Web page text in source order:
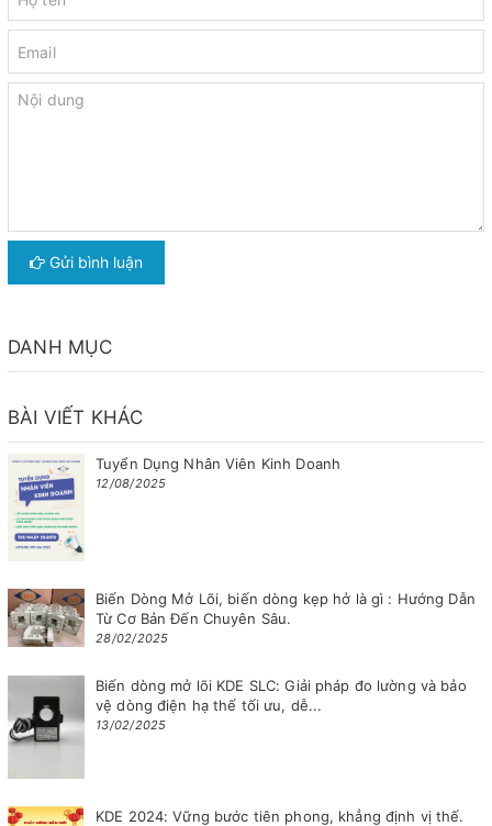
Gửi bình luận
DANH MỤC
BÀI VIẾT KHÁC
Tuyển Dụng Nhân Viên Kinh Doanh
12/08/2025
Biến Dòng Mở Lõi, biến dòng kẹp hở là gì : Hướng Dẫn
Từ Cơ Bản Đến Chuyên Sâu.
28/02/2025
Biến dòng mở lõi KDE SLC: Giải pháp đo lường và bảo
vệ dòng điện hạ thế tối ưu, dễ...
13/02/2025
KDE 2024: Vững bước tiên phong, khẳng định vị thế.